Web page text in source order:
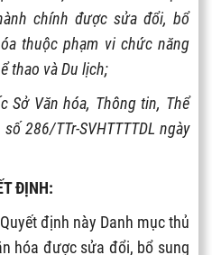
chính được sửa đổi, bổ
thuộc phạm vi chức năng
thao và Du lịch;
Sở Văn hóa, Thông tin, Thể
286/TTr-SVHTTTTDL ngày
ĐỊNH:
định này Danh mục thủ
hóa được sửa đổi, bổ sung